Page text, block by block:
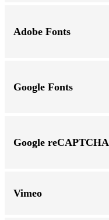
Adobe Fonts
Google Fonts
Google reCAPTCHA
Vimeo